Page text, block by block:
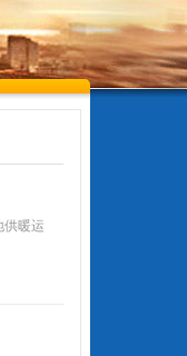
供暖运